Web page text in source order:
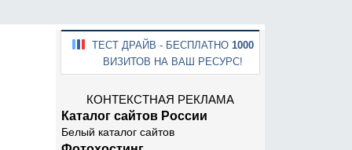
ТЕСТ ДРАЙВ - БЕСПЛАТНО 1000
ВИЗИТОВ НА ВАШ РЕСУРС!
КОНТЕКСТНАЯ РЕКЛАМА
Каталог сайтов России
Белый каталог сайтов